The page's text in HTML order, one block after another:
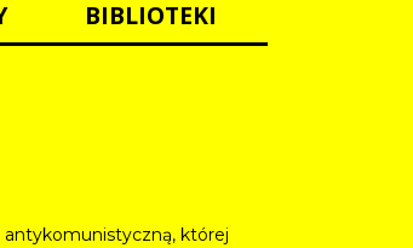
BIBLIOTEKI
antykomunistyczną, której